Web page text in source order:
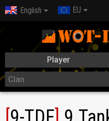
English EU
Player